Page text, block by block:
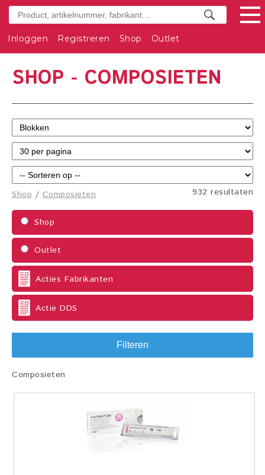
Inloggen Registreren Shop Outlet
SHOP - COMPOSIETEN
932 resultaten
Shop /Composieten
Shop
Outlet
Acties Fabrikanten
Actie DDS
Filteren
Composieten